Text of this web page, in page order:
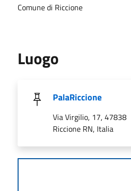
Comune di Riccione
Luogo
PalaRiccione
Via Virgilio, 17, 47838
Riccione RN, Italia